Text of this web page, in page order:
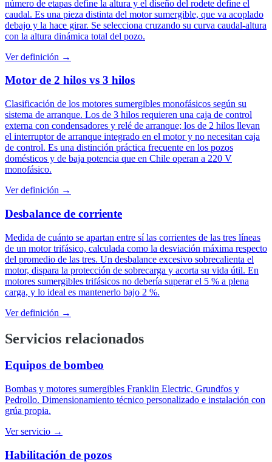
número de etapas define la altura y el diseño del rodete define el
caudal. Es una pieza distinta del motor sumergible, que va acoplado
debajo y la hace girar. Se selecciona cruzando su curva caudal-altura
con la altura dinámica total del pozo.
Ver definición →
Motor de 2 hilos vs 3 hilos
Clasificación de los motores sumergibles monofásicos según su
sistema de arranque. Los de 3 hilos requieren una caja de control
externa con condensadores y relé de arranque; los de 2 hilos llevan
el interruptor de arranque integrado en el motor y no necesitan caja
de control. Es una distinción práctica frecuente en los pozos
domésticos y de baja potencia que en Chile operan a 220 V
monofásico.
Ver definición →
Desbalance de corriente
Medida de cuánto se apartan entre sí las corrientes de las tres líneas
de un motor trifásico, calculada como la desviación máxima respecto
del promedio de las tres. Un desbalance excesivo sobrecalienta el
motor, dispara la protección de sobrecarga y acorta su vida útil. En
motores sumergibles trifásicos no debería superar el 5 % a plena
carga, y lo ideal es mantenerlo bajo 2 %.
Ver definición →
Servicios relacionados
Equipos de bombeo
Bombas y motores sumergibles Franklin Electric, Grundfos y
Pedrollo. Dimensionamiento técnico personalizado e instalación con
grúa propia.
Ver servicio →
Habilitación de pozos